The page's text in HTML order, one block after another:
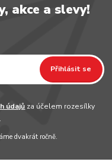
akce a slevy!
Přihlásit se
údajů za účelem rozesílky
dvakrát ročně.